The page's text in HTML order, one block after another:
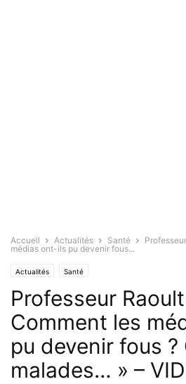
Accueil Actualités Santé
médias ont-ils pu devenir fous...
Actualités Santé
Professeur
Comment les
pu devenir fous ?
malades… » –